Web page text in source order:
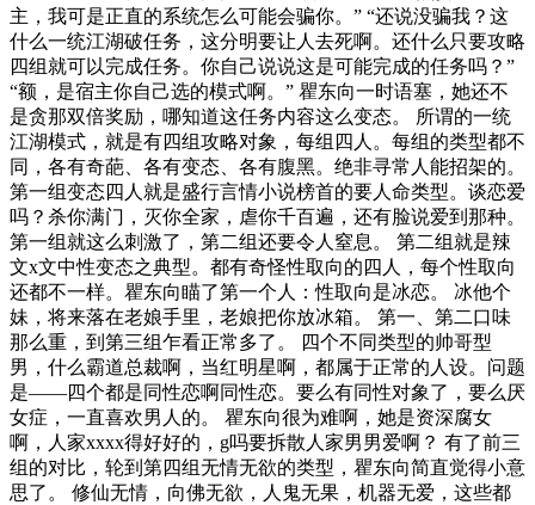
主，我可是正直的系统怎么可能会骗你。” “还说没骗我？这
什么一统江湖破任务，这分明要让人去死啊。还什么只要攻略
四组就可以完成任务。你自己说说这是可能完成的任务吗？”
“额，是宿主你自己选的模式啊。” 瞿东向一时语塞，她还不
是贪那双倍奖励，哪知道这任务内容这么变态。 所谓的一统
江湖模式，就是有四组攻略对象，每组四人。每组的类型都不
同，各有奇葩、各有变态、各有腹黑。绝非寻常人能招架的。
第一组变态四人就是盛行言情小说榜首的要人命类型。谈恋爱
吗？杀你满门，灭你全家，虐你千百遍，还有脸说爱到那种。
第一组就这么刺激了，第二组还要令人窒息。 第二组就是辣
文x文中性变态之典型。都有奇怪性取向的四人，每个性取向
还都不一样。瞿东向瞄了第一个人：性取向是冰恋。 冰他个
妹，将来落在老娘手里，老娘把你放冰箱。 第一、第二口味
那么重，到第三组乍看正常多了。 四个不同类型的帅哥型
男，什么霸道总裁啊，当红明星啊，都属于正常的人设。问题
是——四个都是同性恋啊同性恋。要么有同性对象了，要么厌
女症，一直喜欢男人的。 瞿东向很为难啊，她是资深腐女
啊，人家xxxx得好好的，g吗要拆散人家男男爱啊？ 有了前三
组的对比，轮到第四组无情无欲的类型，瞿东向简直觉得小意
思了。 修仙无情，向佛无欲，人鬼无果，机器无爱，这些都